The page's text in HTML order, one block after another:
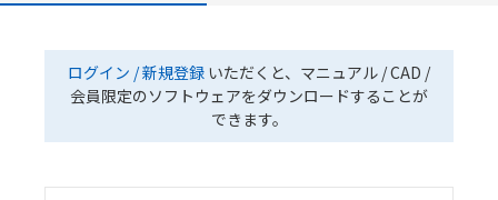
ログイン / 新規登録 いただくと、マニュアル / CAD /
会員限定のソフトウェアをダウンロードすることが
できます。